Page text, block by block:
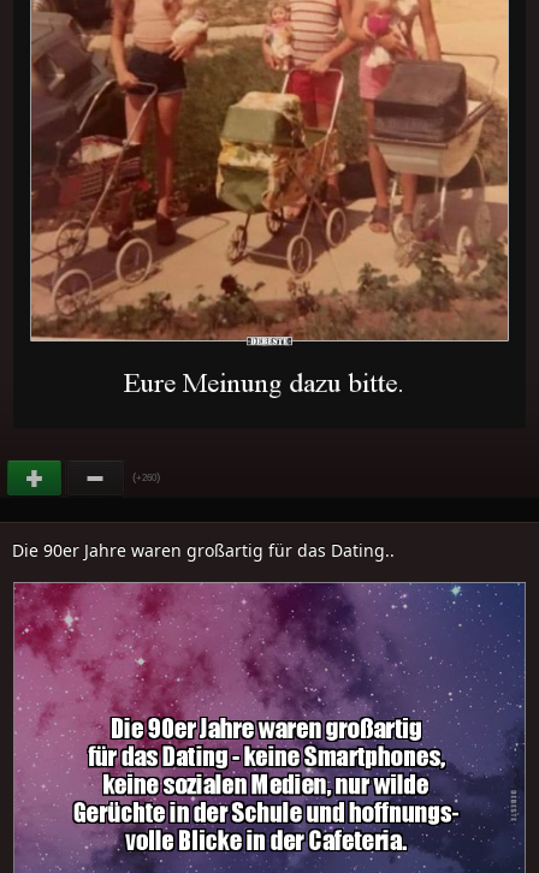
(+260)
Die 90er Jahre waren großartig für das Dating..